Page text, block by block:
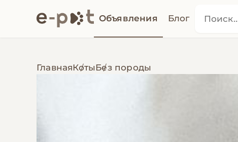
Объявления Блог
ГлавнаяКотыБез породы